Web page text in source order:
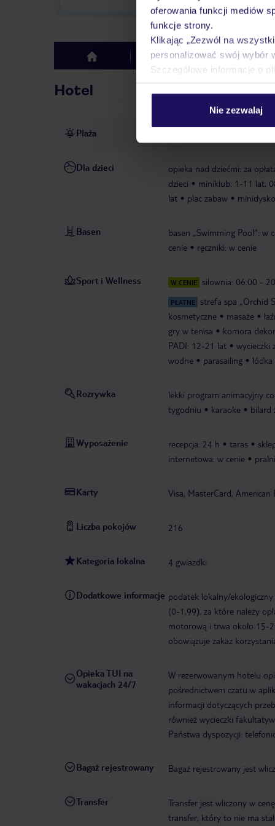
oferowania funkcji mediów
funkcje strony.
Klikając „Zezwól na
personalizować swój wybór
Szczegółowe informacje o
Nie zezwalaj
top Hotel Opinie
Hotel
Plaża
Dla dzieci opieka nad dziećmi: za
dzieci
miniklub: 1-11 lat,
lat
plac zabaw
Basen basen „Swimming Pool": w
cenie
ręczniki: w cenie
Sport i Wellness W CENIE siłownia: 06:00 -
PŁATNE strefa spa „Orchid
kosmetyczne
masaże
gry w tenisa
komora
PADI: 12-21 lat
wycieczki
wodne
parasailing
Rozrywka lekki program animacyjny
tygodniu
karaoke bilard
Wyposażenie recepcja: 24 h taras
internetowa: w cenie
Karty Visa, MasterCard, American
Liczba pokojów 216
Kategoria lokalna 4 gwiazdki
Dodatkowe informacje podatek lokalny/
(0-1,99), za które należy
motorową i trwa około 15-
obowiązuje zakaz
Opieka TUI na
wakacjach 24/7
W rezerwowanym hotelu
pośrednictwem czatu w
informacji dotyczących
również wycieczki
Państwa dyspozycji:
Bagaż rejestrowany Bagaż rejestrowany jest
Transfer Transfer jest wliczony w cenę.
transfer, który to nie ma